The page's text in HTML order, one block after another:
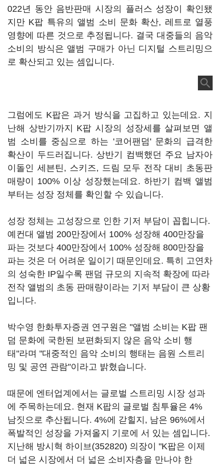
022년 동안 음반판매 시장의 플러스 성장이 확인됐
지만 K팝 특유의 앨범 소비 문화 확산, 레트로 열풍
영향에 따른 것으로 추정됩니다. 결국 대중들의 음악
소비의 방식은 앨범 구매가 아닌 디지털 스트리밍으
로 확산되고 있는 셈입니다.
그럼에도 K팝은 과거 방식을 고집하고 있는데요. 지
난해 상반기까지 K팝 시장의 성장세를 살펴보면 앨
범 소비를 중심으로 하는 '코어팬덤' 문화의 급격한
확산이 두드러집니다. 상반기 컴백했던 주요 남자아
이돌인 세븐틴, 스키즈, 드림 모두 전작 대비 초동판
매량이 100% 이상 성장했는데요. 하반기 컴백 앨범
부터는 성장 정체를 확인할 수 있습니다.
성장 정체는 고성장으로 인한 기저 부담이 꼽힙니다.
예컨대 앨범 200만장에서 100% 성장해 400만장을
파는 것보다 400만장에서 100% 성장해 800만장을
파는 것은 더 어려운 일이기 때문인데요. 특히 고연차
의 성숙한 IP일수록 팬덤 규모의 지속적 확장에 따라
전작 앨범의 초동 판매량이라는 기저 부담이 큰 상황
입니다.
박수영 한화투자증권 연구원은 "앨범 소비는 K팝 팬
덤 문화에 국한된 보편화되지 않은 음악 소비 행
태"라며 "대중적인 음악 소비의 행태는 음원 스트리
밍 및 공연 관람"이라고 밝혔습니다.
때문에 엔터업계에서는 글로벌 스트리밍 시장 성과
에 주목하는데요. 현재 K팝의 글로벌 침투율은 4%
남짓으로 추산됩니다. 4%에 갇힐지, 남은 96%에서
폭발적인 성장을 가져올지 기로에 서 있는 셈입니다.
지난해 방시혁 하이브(352820) 의장이 "K팝은 이제
더 넓은 시장에서 더 넓은 소비자층을 만나야 한